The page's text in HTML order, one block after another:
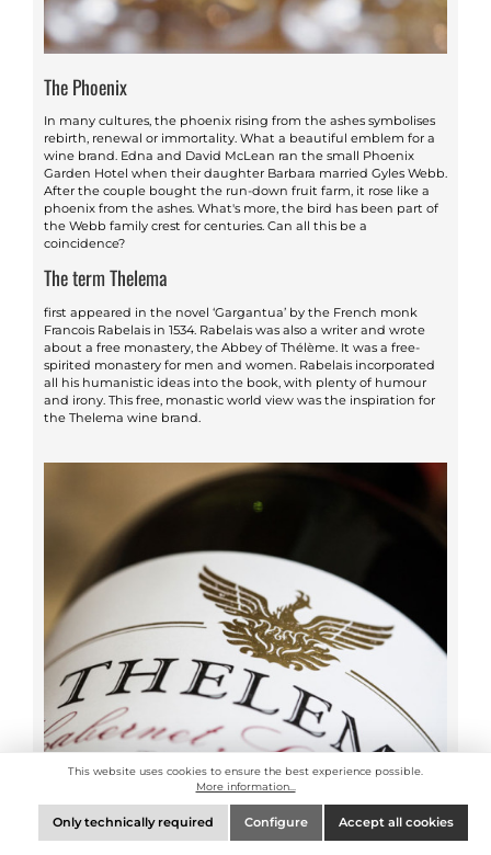
The Phoenix
In many cultures, the phoenix rising from the ashes symbolises
rebirth, renewal or immortality. What a beautiful emblem for a
wine brand. Edna and David McLean ran the small Phoenix
Garden Hotel when their daughter Barbara married Gyles Webb.
After the couple bought the run-down fruit farm, it rose like a
phoenix from the ashes. What's more, the bird has been part of
the Webb family crest for centuries. Can all this be a
coincidence?
The term Thelema
first appeared in the novel ‘Gargantua’ by the French monk
Francois Rabelais in 1534. Rabelais was also a writer and wrote
about a free monastery, the Abbey of Thélème. It was a free-
spirited monastery for men and women. Rabelais incorporated
all his humanistic ideas into the book, with plenty of humour
and irony. This free, monastic world view was the inspiration for
the Thelema wine brand.
This website uses cookies to ensure the best experience possible.
More information...
Only technically required Configure Accept all cookies